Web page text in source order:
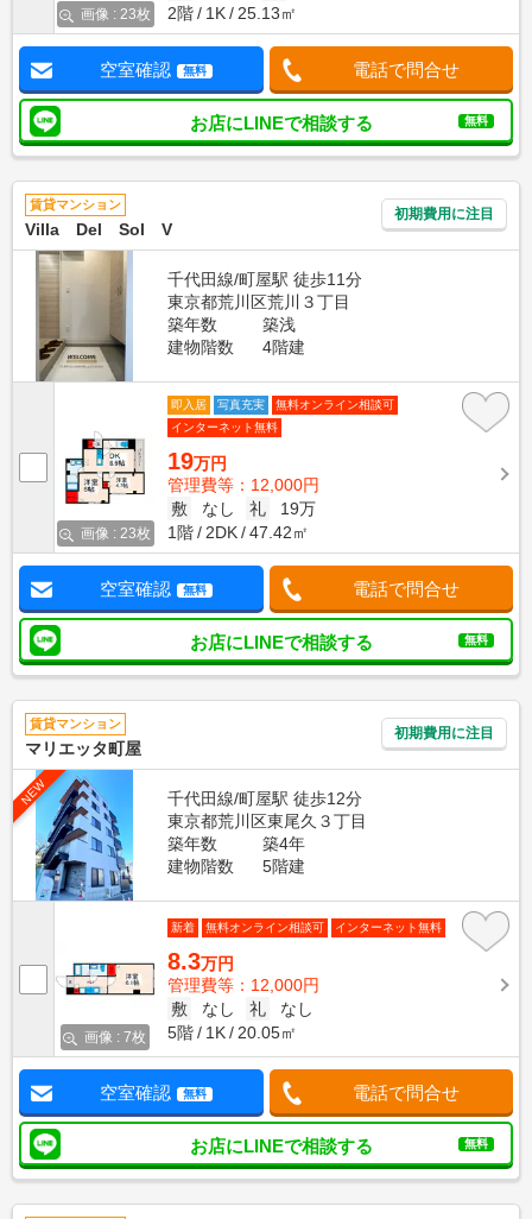
画像 : 23枚
2階
1K 25.13㎡
空室確認 無料 電話で問合せ
お店にLINEで相談する 無料
賃貸マンション
Villa Del Sol V
初期費用に注目
千代田線/町屋駅 徒歩11分
東京都荒川区荒川３丁目
築年数
築浅
建物階数
4階建
画像 : 23枚
即入居 写真充実
無料オンライン相談可
インターネット無料
19万円
管理費等：12,000円
敷
なし 礼
19万
1階
2DK 47.42㎡
空室確認 無料 電話で問合せ
お店にLINEで相談する 無料
賃貸マンション
マリエッタ町屋
初期費用に注目
NEW
千代田線/町屋駅 徒歩12分
東京都荒川区東尾久３丁目
築年数
築4年
建物階数
5階建
画像 : 7枚
新着 無料オンライン相談可 インターネット無料
8.3万円
管理費等：12,000円
敷
なし 礼
なし
5階
1K 20.05㎡
空室確認 無料 電話で問合せ
お店にLINEで相談する 無料